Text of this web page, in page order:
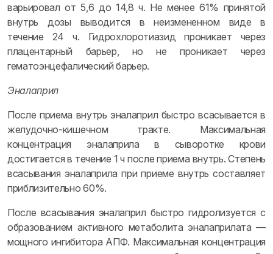
варьировал от 5,6 до 14,8 ч. Не менее 61% принятой
внутрь дозы выводится в неизмененном виде в
течение 24 ч. Гидрохлоротиазид проникает через
плацентарный барьер, но не проникает через
гематоэнцефалический барьер.
Эналаприл
После приема внутрь эналаприл быстро всасывается в
желудочно-кишечном тракте. Максимальная
концентрация эналаприла в сыворотке крови
достигается в течение 1 ч после приема внутрь. Степень
всасывания эналаприла при приеме внутрь составляет
приблизительно 60%.
После всасывания эналаприл быстро гидролизуется с
образованием активного метаболита эналаприлата —
мощного ингибитора АПФ. Максимальная концентрация